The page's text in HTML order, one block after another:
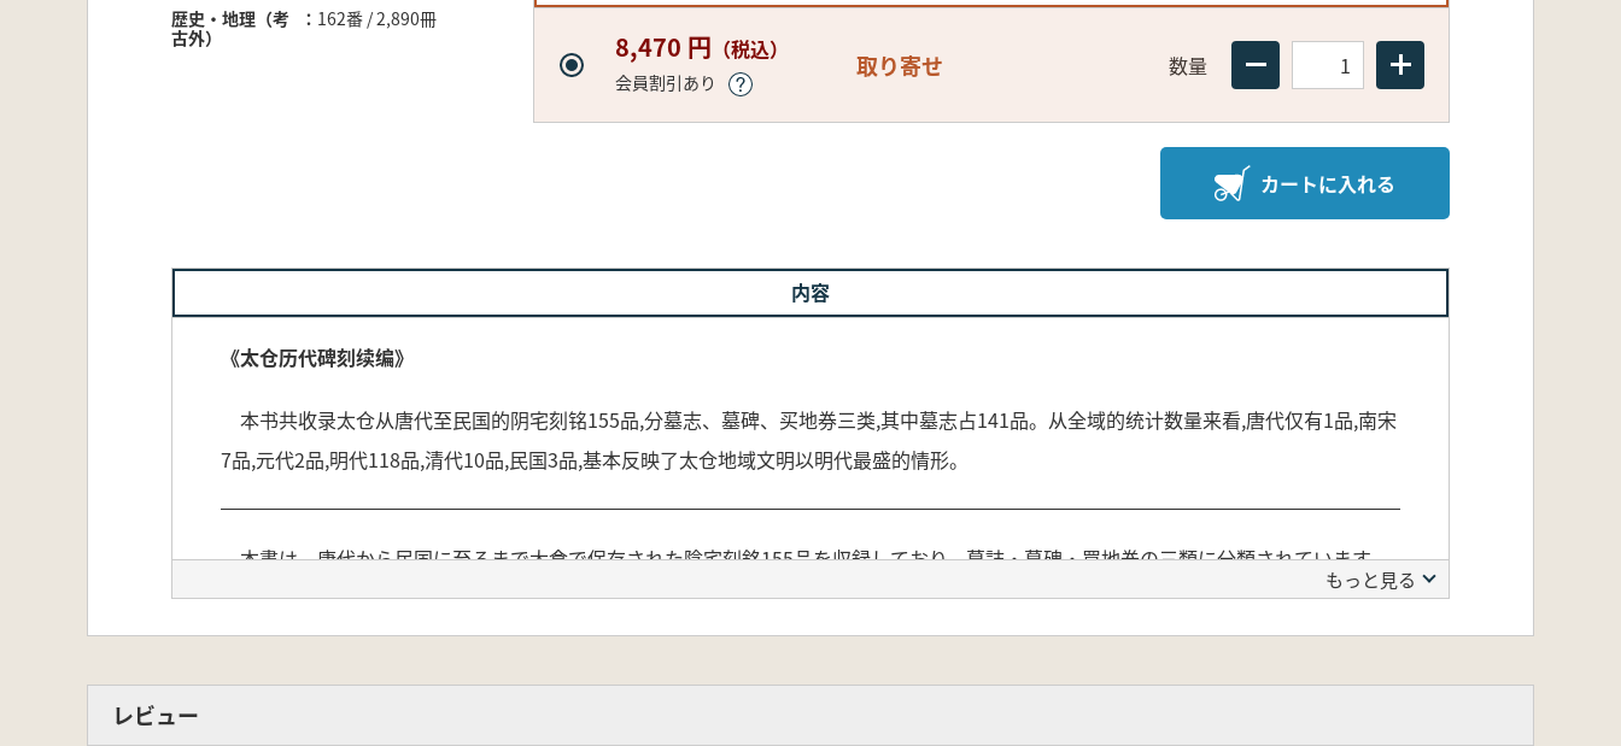
歴史・地理（考
古外）
162番 / 2,890冊
8,470 円 （税込）
会員割引あり
取り寄せ 数量
カートに入れる
内容
《太仓历代碑刻续编》
本书共收录太仓从唐代至民国的阴宅刻铭155品,分墓志、墓碑、买地券三类,其中墓志占141品。从全域的统计数量来看,唐代仅有1品,南宋
7品,元代2品,明代118品,清代10品,民国3品,基本反映了太仓地域文明以明代最盛的情形。
本書は、唐代から民国に至るまで太倉で保存された陰宅刻銘155品を収録しており、墓誌・墓碑・買地券の三類に分類されています。
そのうち墓誌が141品を占めています。全域的な数量統計によれば、唐代は1品、南宋は7品、元代は2品、明代は118品、清代は10品、民
国は3品であり、これらの分布は太倉地域の文明が明代に最も隆盛を迎えたことをよく反映しています。本書は、地域史・墓葬制度史の
研究にとって重要な資料群であり、太倉の歴史文化を理解するための基礎的な手がかりを提供しています。こうした視点は、墓誌研究 や
もっと見る
レビュー